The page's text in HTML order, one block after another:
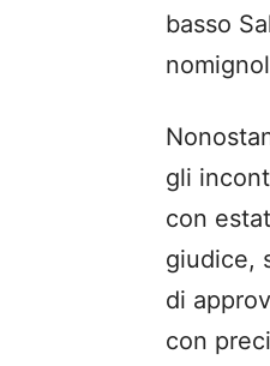
basso
gli
con
giudice,
di
con